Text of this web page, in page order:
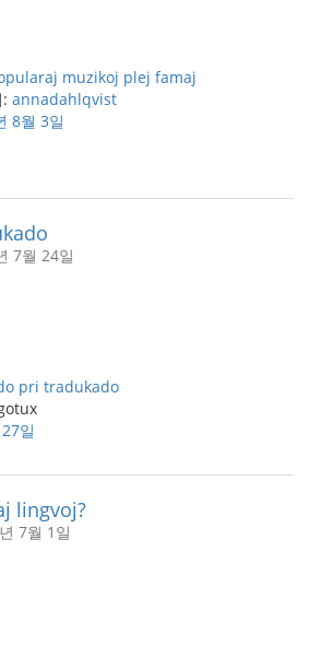
muzikoj plej famaj
annadahlqvist
8월 3일
7월 24일
pri tradukado
일
lingvoj?
7월 1일